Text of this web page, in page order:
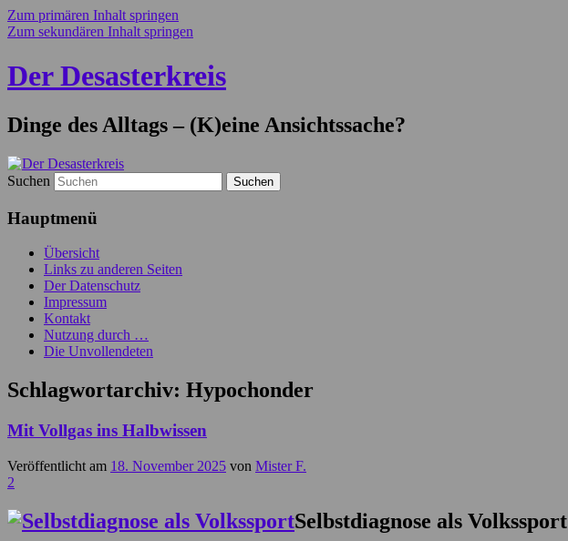
Zum primären Inhalt springen
Zum sekundären Inhalt springen
Der Desasterkreis
Dinge des Alltags – (K)eine Ansichtssache?
Suchen
Hauptmenü
Übersicht
Links zu anderen Seiten
Der Datenschutz
Impressum
Kontakt
Nutzung durch …
Die Unvollendeten
Schlagwortarchiv: Hypochonder
Mit Vollgas ins Halbwissen
Veröffentlicht am 18. November 2025 von Mister F.
2
Selbstdiagnose als Volkssport